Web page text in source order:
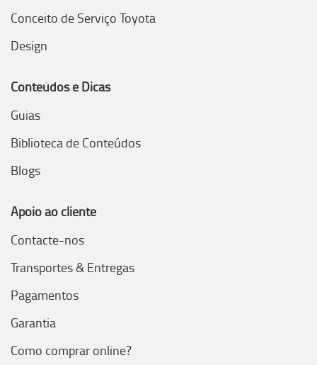
Conceito de Serviço Toyota
Design
Conteúdos e Dicas
Guias
Biblioteca de Conteúdos
Blogs
Apoio ao cliente
Contacte-nos
Transportes & Entregas
Pagamentos
Garantia
Como comprar online?